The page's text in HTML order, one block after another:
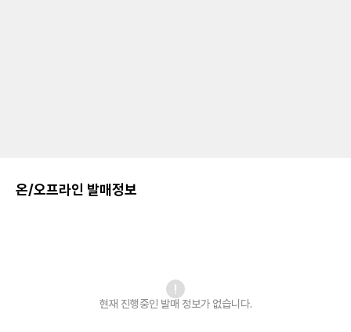
온/오프라인 발매정보
현재 진행중인 발매 정보가 없습니다.